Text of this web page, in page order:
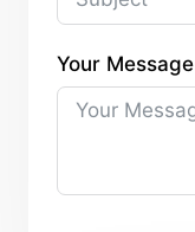
Your Message